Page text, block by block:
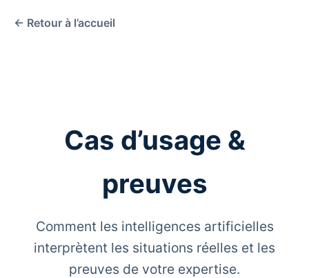
← Retour à l’accueil
Cas d’usage &
preuves
Comment les intelligences artificielles
interprètent les situations réelles et les
preuves de votre expertise.